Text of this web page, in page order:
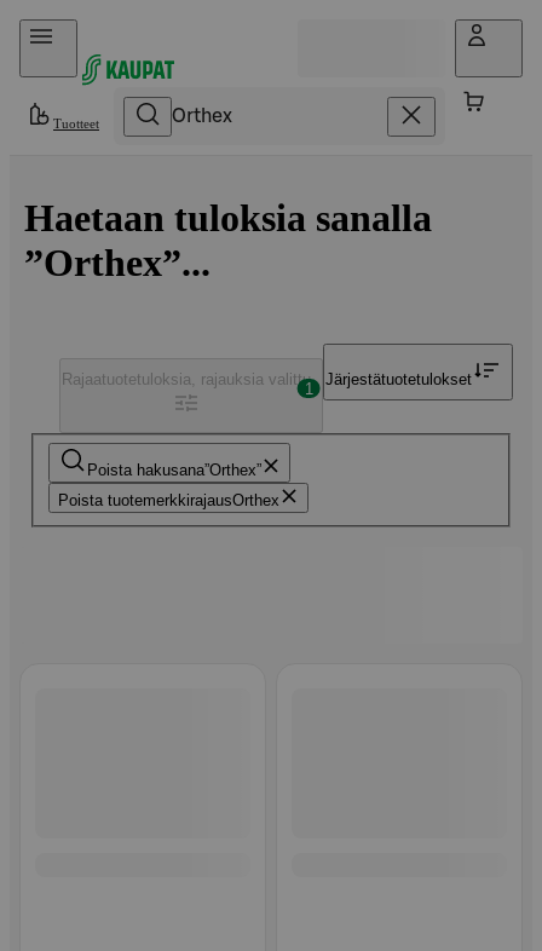
Hyppää sisältöön
Tuotteet
Haetaan tuloksia sanalla
”Orthex”...
Poista hakusana Orthex
Poista tuotemerkkirajausOrthex
Rajaatuotetuloksia, rajauksia valittu
1
Järjestätuotetulokset